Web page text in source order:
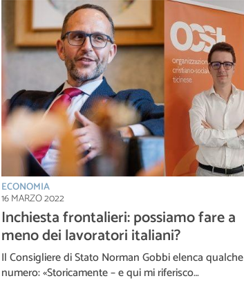
ECONOMIA
16 MARZO 2022
Inchiesta frontalieri: possiamo fare a
meno dei lavoratori italiani?
Il Consigliere di Stato Norman Gobbi elenca qualche
numero: «Storicamente – e qui mi riferisco…